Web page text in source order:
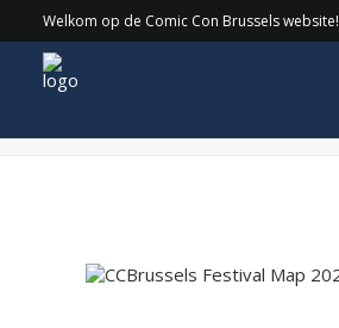
Welkom op de Comic Con Brussels website!
CCBrussels Festival Map 2026